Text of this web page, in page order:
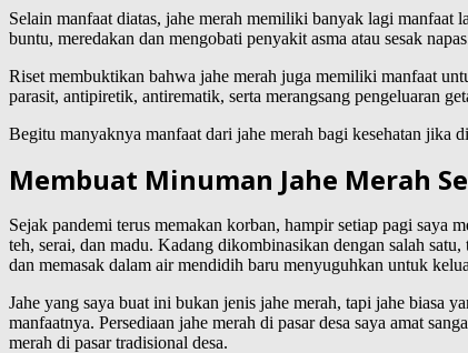
Selain manfaat diatas, jahe merah memiliki banyak lagi
buntu, meredakan dan mengobati penyakit asma atau sesak
Riset membuktikan bahwa jahe merah juga memiliki manfaat
parasit, antipiretik, antirematik, serta merangsang pengeluaran
Begitu manyaknya manfaat dari jahe merah bagi kesehatan jika
Membuat Minuman Jahe Merah
Sejak pandemi terus memakan korban, hampir setiap pagi saya
teh, serai, dan madu. Kadang dikombinasikan dengan salah
dan memasak dalam air mendidih baru menyuguhkan untuk
Jahe yang saya buat ini bukan jenis jahe merah, tapi jahe biasa
manfaatnya. Persediaan jahe merah di pasar desa saya amat
merah di pasar tradisional desa.